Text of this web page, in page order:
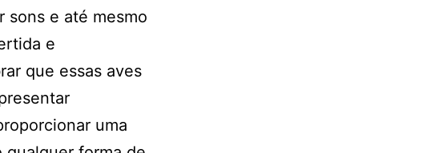
sons e até mesmo
e
que essas aves
uma